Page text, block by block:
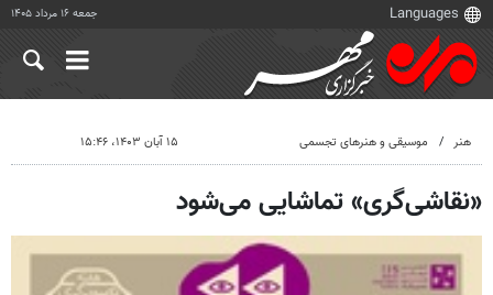
جمعه ۱۶ مرداد ۱۴۰۵
هنر موسیقی و هنرهای تجسمی ۱۵ آبان ۱۴۰۳، ۱۵:۴۶
«نقاشی‌گری» تماشایی می‌شود